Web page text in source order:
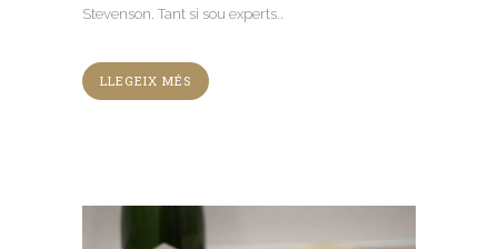
Stevenson. Tant si sou experts..
LLEGEIX MÉS